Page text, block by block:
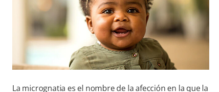
PARA PROFESIONALES
DÓNDE COMPRAR
La micrognatia es el nombre de la afección en la que la